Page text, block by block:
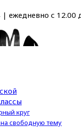
| ежедневно с 12.00
круг
свободную тему